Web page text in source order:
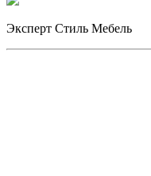
Эксперт Стиль Мебель